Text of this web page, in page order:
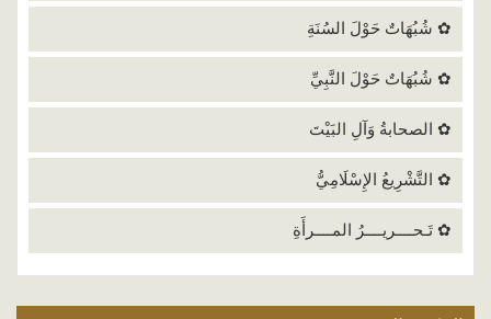
✿ شُبُهَاتٌ حَوْلَ السُنَةِ
✿ شُبُهَاتٌ حَوْلَ النَّبِيِّ
✿ الصحابةُ وَآلِ البَيْتَ
✿ التَّشْرِيعُ الإِسْلَامِيُّ
✿ تَـحــــريــــرُ المــــرأَةِ